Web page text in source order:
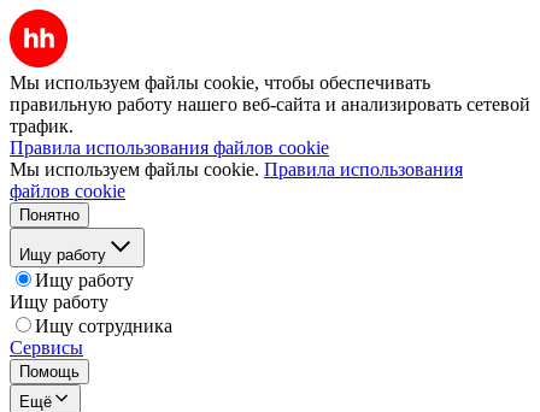
Мы используем файлы cookie, чтобы обеспечивать
правильную работу нашего веб-сайта и анализировать сетевой
трафик.
Правила использования файлов cookie
Мы используем файлы cookie. Правила использования
файлов cookie
Понятно
Ищу работу
Ищу работу
Ищу работу
Ищу сотрудника
Сервисы
Помощь
Ещё